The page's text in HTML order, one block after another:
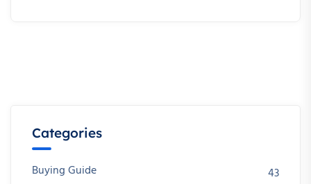
Categories
Buying Guide
43